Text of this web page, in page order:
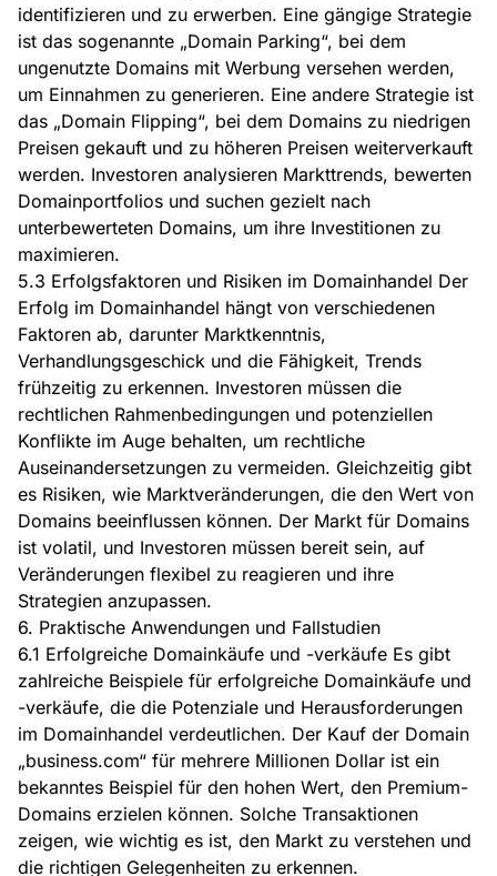
identifizieren und zu erwerben. Eine gängige Strategie
ist das sogenannte „Domain Parking“, bei dem
ungenutzte Domains mit Werbung versehen werden,
um Einnahmen zu generieren. Eine andere Strategie ist
das „Domain Flipping“, bei dem Domains zu niedrigen
Preisen gekauft und zu höheren Preisen weiterverkauft
werden. Investoren analysieren Markttrends, bewerten
Domainportfolios und suchen gezielt nach
unterbewerteten Domains, um ihre Investitionen zu
maximieren.
5.3 Erfolgsfaktoren und Risiken im Domainhandel Der
Erfolg im Domainhandel hängt von verschiedenen
Faktoren ab, darunter Marktkenntnis,
Verhandlungsgeschick und die Fähigkeit, Trends
frühzeitig zu erkennen. Investoren müssen die
rechtlichen Rahmenbedingungen und potenziellen
Konflikte im Auge behalten, um rechtliche
Auseinandersetzungen zu vermeiden. Gleichzeitig gibt
es Risiken, wie Marktveränderungen, die den Wert von
Domains beeinflussen können. Der Markt für Domains
ist volatil, und Investoren müssen bereit sein, auf
Veränderungen flexibel zu reagieren und ihre
Strategien anzupassen.
6. Praktische Anwendungen und Fallstudien
6.1 Erfolgreiche Domainkäufe und -verkäufe Es gibt
zahlreiche Beispiele für erfolgreiche Domainkäufe und
-verkäufe, die die Potenziale und Herausforderungen
im Domainhandel verdeutlichen. Der Kauf der Domain
„business.com“ für mehrere Millionen Dollar ist ein
bekanntes Beispiel für den hohen Wert, den Premium-
Domains erzielen können. Solche Transaktionen
zeigen, wie wichtig es ist, den Markt zu verstehen und
die richtigen Gelegenheiten zu erkennen.